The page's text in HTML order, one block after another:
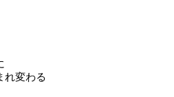
れ変わる